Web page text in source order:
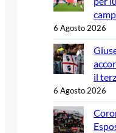
6 Agosto 2026
il
6 Agosto 2026